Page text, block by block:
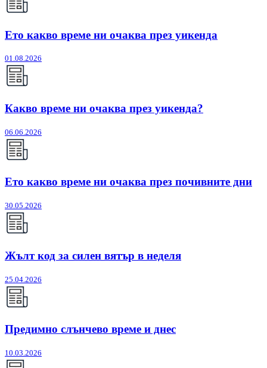
Ето какво време ни очаква през уикенда
01.08.2026
Какво време ни очаква през уикенда?
06.06.2026
Ето какво време ни очаква през почивните дни
30.05.2026
Жълт код за силен вятър в неделя
25.04.2026
Предимно слънчево време и днес
10.03.2026